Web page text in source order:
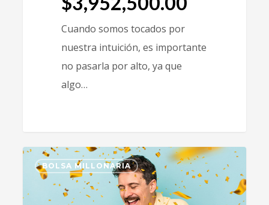
Cuando somos tocados por
nuestra intuición, es importante
no pasarla por alto, ya que
algo…
BOLSA MILLONARIA
0